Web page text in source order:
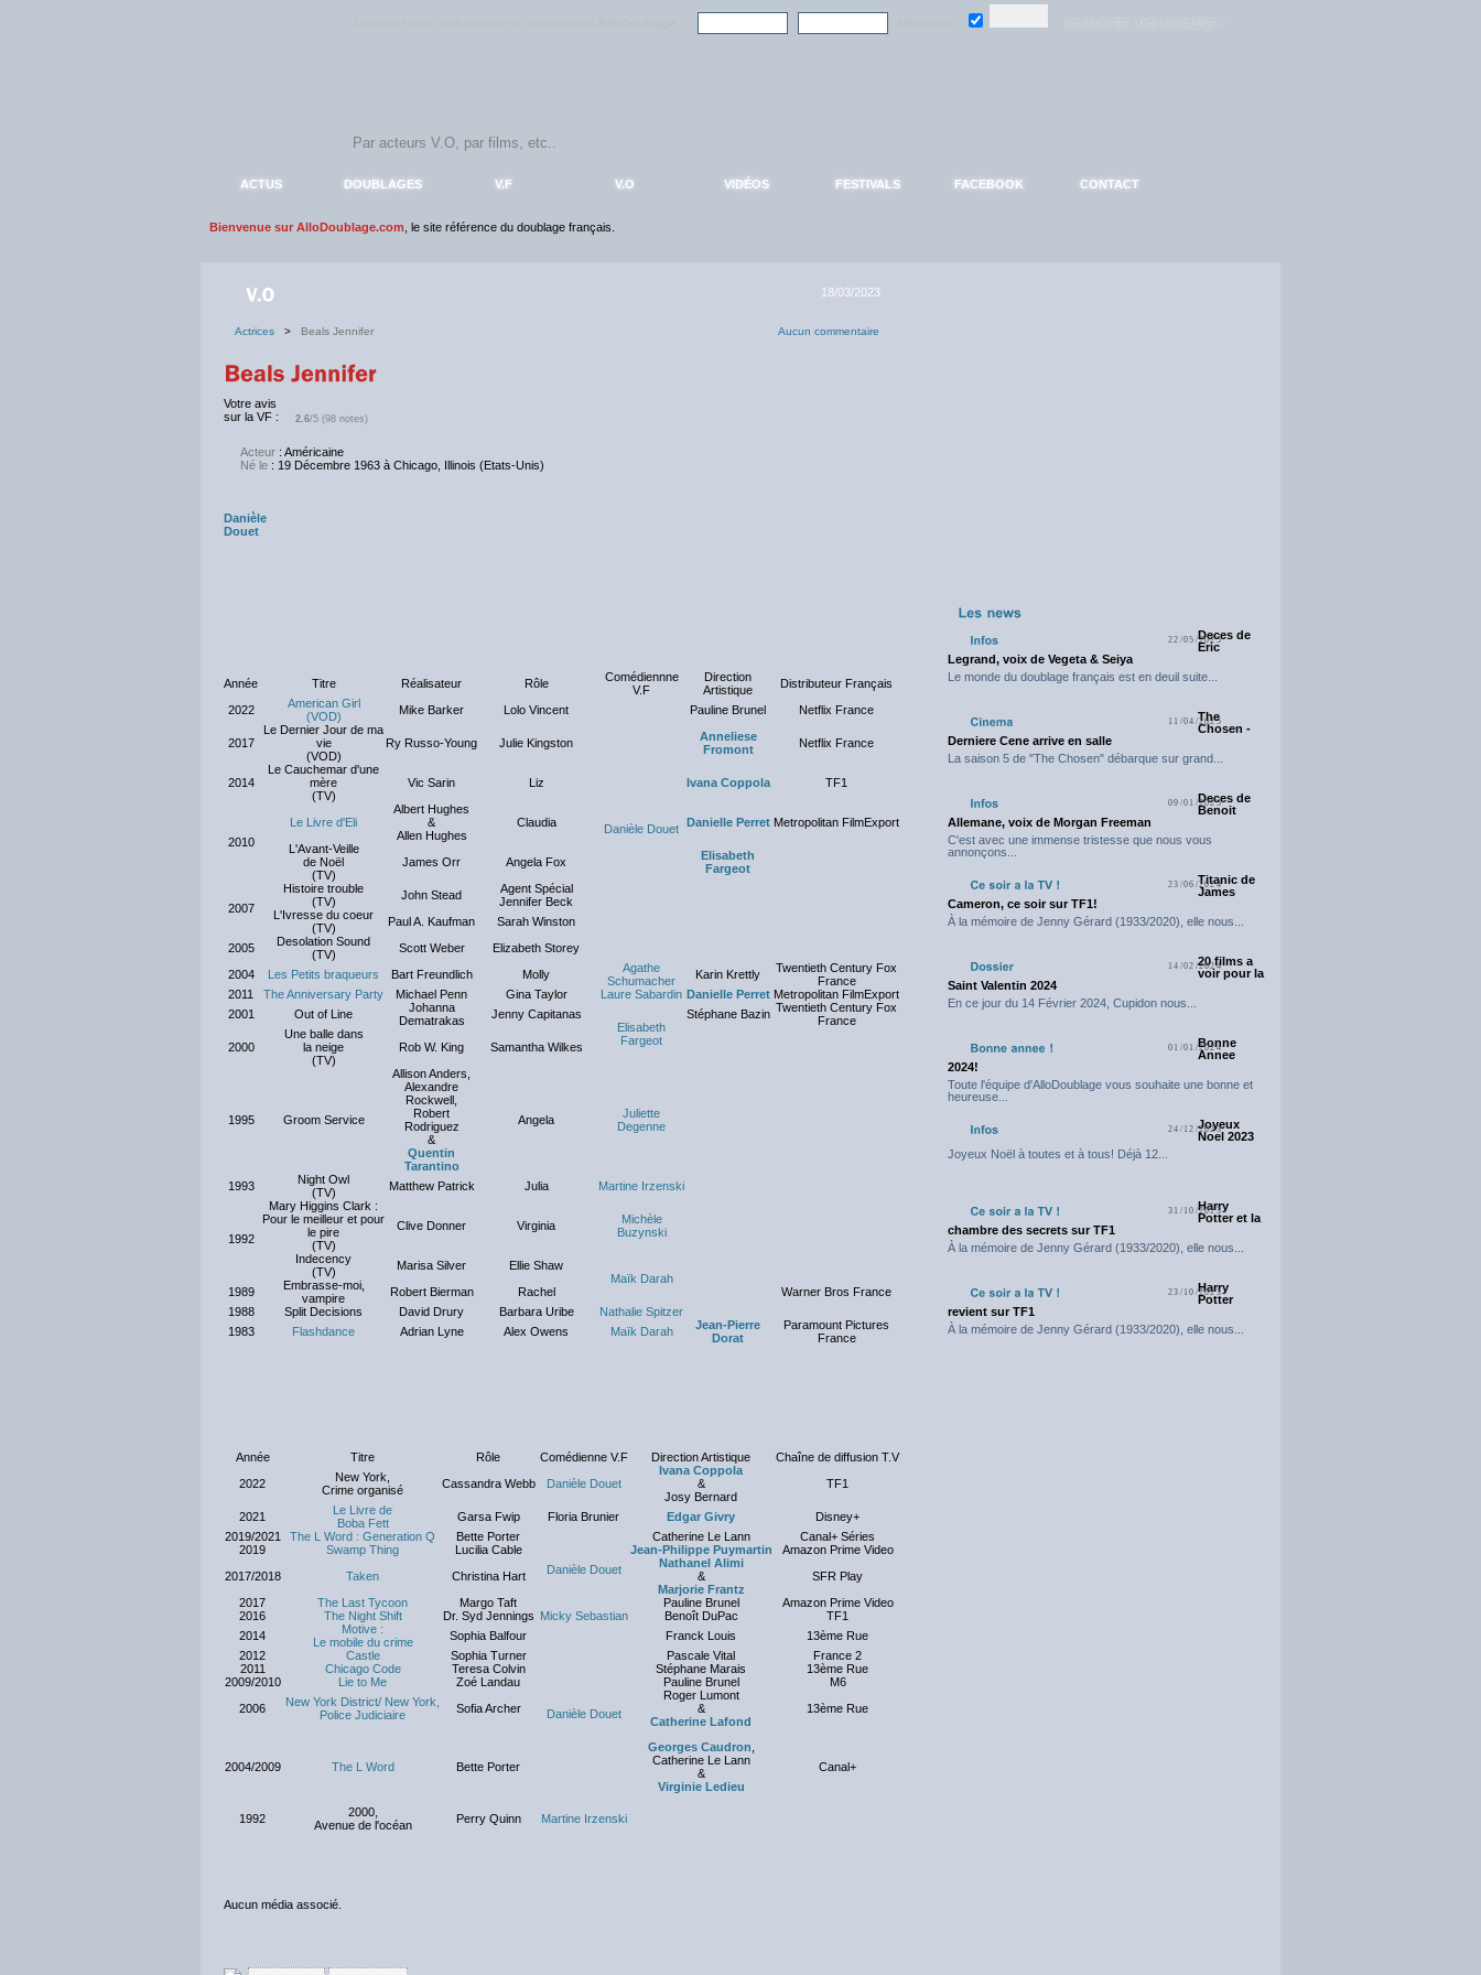
ACTUS DOUBLAGES V.F V.O VIDÉOS FESTIVALS FACEBOOK CONTACT
Bienvenue sur AlloDoublage.com , le site référence du doublage français.
18/03/2023
Actrices > Beals Jennifer Aucun commentaire
Votre avis
sur la VF :
2.6/5 (98 notes)
Acteur : Américaine
Né le : 19 Décembre 1963 à Chicago, Illinois (Etats-Unis)
Danièle
Douet
Année Titre Réalisateur Rôle
Comédiennne
V.F
Direction
Artistique
Distributeur Français
2022
American Girl
(VOD)
Mike Barker Lolo Vincent
Danièle Douet
Pauline Brunel Netflix France
2017
Le Dernier Jour de ma
vie
(VOD)
Ry Russo-Young Julie Kingston
Anneliese
Fromont
Netflix France
2014
Le Cauchemar d'une
mère
(TV)
Vic Sarin Liz Ivana Coppola TF1
2010
Le Livre d'Eli
Albert Hughes
&
Allen Hughes
Claudia Danielle Perret Metropolitan FilmExport
L'Avant-Veille
de Noël
(TV)
James Orr Angela Fox
Elisabeth
Fargeot
2007
Histoire trouble
(TV)
John Stead
Agent Spécial
Jennifer Beck
L'Ivresse du coeur
(TV)
Paul A. Kaufman Sarah Winston
2005
Desolation Sound
(TV)
Scott Weber Elizabeth Storey
2004
Les Petits braqueurs Bart Freundlich Molly
Agathe
Schumacher
Karin Krettly
Twentieth Century Fox
France
2011
The Anniversary Party Michael Penn Gina Taylor Laure Sabardin Danielle Perret Metropolitan FilmExport
2001
Out of Line
Johanna
Dematrakas
Jenny Capitanas
Elisabeth
Fargeot
Stéphane Bazin Twentieth Century Fox
France
2000
Une balle dans
la neige
(TV)
Rob W. King Samantha Wilkes
1995 Groom Service
Allison Anders,
Alexandre
Rockwell,
Robert
Rodriguez
&
Quentin
Tarantino
Angela
Juliette
Degenne
1993
Night Owl
(TV)
Matthew Patrick Julia Martine Irzenski
1992
Mary Higgins Clark :
Pour le meilleur et pour
le pire
(TV)
Clive Donner Virginia
Michèle
Buzynski
Indecency
(TV)
Marisa Silver
Ellie Shaw
Maïk Darah
1989
Embrasse-moi,
vampire
Robert Bierman Rachel
Warner Bros France
1988
Split Decisions David Drury Barbara Uribe Nathalie Spitzer
1983
Flashdance Adrian Lyne Alex Owens Maïk Darah
Jean-Pierre
Dorat
Paramount Pictures
France
Année Titre Rôle Comédienne V.F Direction Artistique
Chaîne de diffusion T.V
2022
New York,
Crime organisé
Cassandra Webb Danièle Douet
Ivana Coppola
&
Josy Bernard
TF1
2021
Le Livre de
Boba Fett
Garsa Fwip Floria Brunier Edgar Givry
Disney+
2019/2021
The L Word : Generation Q Bette Porter
Danièle Douet
Catherine Le Lann
Canal+ Séries
2019
Swamp Thing Lucilia Cable Jean-Philippe Puymartin
Amazon Prime Video
2017/2018
Taken Christina Hart
Nathanel Alimi
&
Marjorie Frantz
SFR Play
2017
The Last Tycoon Margo Taft Pauline Brunel
Amazon Prime Video
2016
The Night Shift Dr. Syd Jennings Micky Sebastian Benoît DuPac
TF1
2014
Motive :
Le mobile du crime
Sophia Balfour
Danièle Douet
Franck Louis
13ème Rue
2012
Castle Sophia Turner Pascale Vital
France 2
2011
Chicago Code Teresa Colvin Stéphane Marais
13ème Rue
2009/2010
Lie to Me Zoé Landau Pauline Brunel
M6
2006
New York District/ New York,
Police Judiciaire
Sofia Archer
Roger Lumont
&
Catherine Lafond
13ème Rue
2004/2009 The L Word Bette Porter
Georges Caudron
Catherine Le Lann
&
Virginie Ledieu
Canal+
1992
2000,
Avenue de l'océan
Perry Quinn Martine Irzenski
Aucun média associé.
22/05/2025Deces de
Eric
Legrand, voix de Vegeta & Seiya
Le monde du doublage français est en deuil suite...
11/04/2025
The
Chosen -
Derniere Cene arrive en salle
La saison 5 de "The Chosen" débarque sur grand...
09/01/2025Deces de
Benoit
Allemane, voix de Morgan Freeman
C'est avec une immense tristesse que nous vous
annonçons...
23/06/2024Titanic de
James
Cameron, ce soir sur TF1!
À la mémoire de Jenny Gérard (1933/2020), elle nous...
14/02/202420 films a
voir pour la
Saint Valentin 2024
En ce jour du 14 Février 2024, Cupidon nous...
01/01/2024
Bonne
Annee
2024!
Toute l'équipe d'AlloDoublage vous souhaite une bonne et
heureuse...
24/12/2023
Joyeux
Noel 2023
Joyeux Noël à toutes et à tous! Déjà 12...
31/10/2023
Harry
Potter et la
chambre des secrets sur TF1
À la mémoire de Jenny Gérard (1933/2020), elle nous...
23/10/2023
Harry
Potter
revient sur TF1
À la mémoire de Jenny Gérard (1933/2020), elle nous...